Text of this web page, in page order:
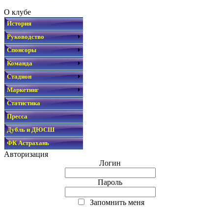
О клубе
История
Руководство
Спонсоры
Команда
Стадион
Маркетинг
Статистика
Пресса
Дубль и ДЮСШ
ФК Астрахань
Авторизация
Логин
Пароль
Запомнить меня